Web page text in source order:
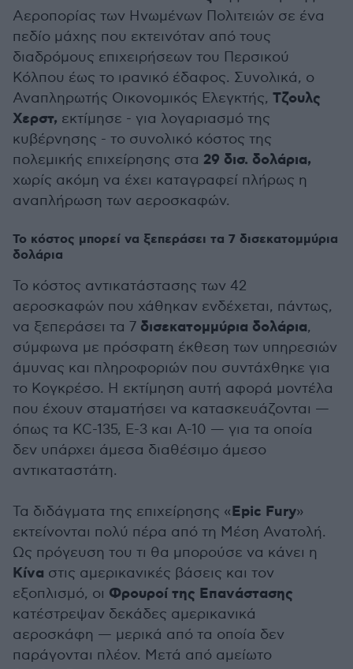
Αεροπορίας των Ηνωμένων Πολιτειών σε ένα
πεδίο μάχης που εκτεινόταν από τους
διαδρόμους επιχειρήσεων του Περσικού
Κόλπου έως το ιρανικό έδαφος. Συνολικά, ο
Αναπληρωτής Οικονομικός Ελεγκτής, Τζουλς
Χερστ, εκτίμησε - για λογαριασμό της
κυβέρνησης - το συνολικό κόστος της
πολεμικής επιχείρησης στα 29 δισ. δολάρια,
χωρίς ακόμη να έχει καταγραφεί πλήρως η
αναπλήρωση των αεροσκαφών.
Το κόστος μπορεί να ξεπεράσει τα 7 δισεκατομμύρια
δολάρια
Το κόστος αντικατάστασης των 42
αεροσκαφών που χάθηκαν ενδέχεται, πάντως,
να ξεπεράσει τα 7 δισεκατομμύρια δολάρια,
σύμφωνα με πρόσφατη έκθεση των υπηρεσιών
άμυνας και πληροφοριών που συντάχθηκε για
το Κογκρέσο. Η εκτίμηση αυτή αφορά μοντέλα
που έχουν σταματήσει να κατασκευάζονται —
όπως τα KC-135, E-3 και A-10 — για τα οποία
δεν υπάρχει άμεσα διαθέσιμο άμεσο
αντικαταστάτη.
Τα διδάγματα της επιχείρησης «Epic Fury»
εκτείνονται πολύ πέρα από τη Μέση Ανατολή.
Ως πρόγευση του τι θα μπορούσε να κάνει η
Κίνα στις αμερικανικές βάσεις και τον
εξοπλισμό, οι Φρουροί της Επανάστασης
κατέστρεψαν δεκάδες αμερικανικά
αεροσκάφη — μερικά από τα οποία δεν
παράγονται πλέον. Μετά από αμείωτο